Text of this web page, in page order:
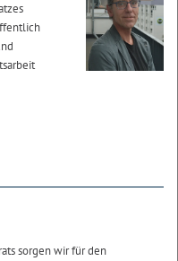
sorgen wir für den